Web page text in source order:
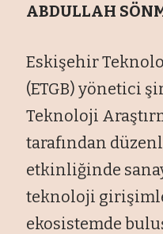
ABDULLAH
Eskişehir
(ETGB) yönetici
Teknoloji
tarafından
etkinliğinde
teknoloji
ekosistemde